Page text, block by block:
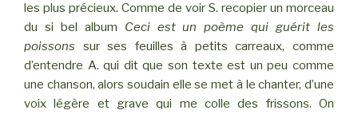
les plus précieux. Comme de voir S. recopier un morceau
du si bel album Ceci est un poème qui guérit les
poissons sur ses feuilles à petits carreaux, comme
d’entendre A. qui dit que son texte est un peu comme
une chanson, alors soudain elle se met à le chanter, d’une
voix légère et grave qui me colle des frissons. On